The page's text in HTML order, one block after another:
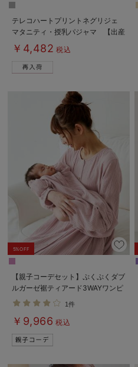
テレコハートプリントネグリジェ
マタニティ・授乳パジャマ 【出産
後も長く使える】
￥4,482 税込
5%OFF
【親子コーデセット】ぷくぷくダブ
ルガーゼ裾ティアード3WAYワンピ
ース＆産前産後使えるレギンスパジ
ャマ&2wayオール 出産準備 ギ
フト マタニティ・産後
1件
￥9,966 税込